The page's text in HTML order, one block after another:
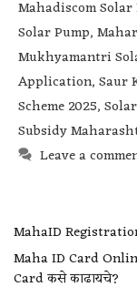
Mahadiscom Solar
Solar Pump,
Mukhyamantri
Application,Saur
Scheme 2025,
Subsidy
Leave a
MahaID Registration
Maha ID Card
Card कसे काढायचे?